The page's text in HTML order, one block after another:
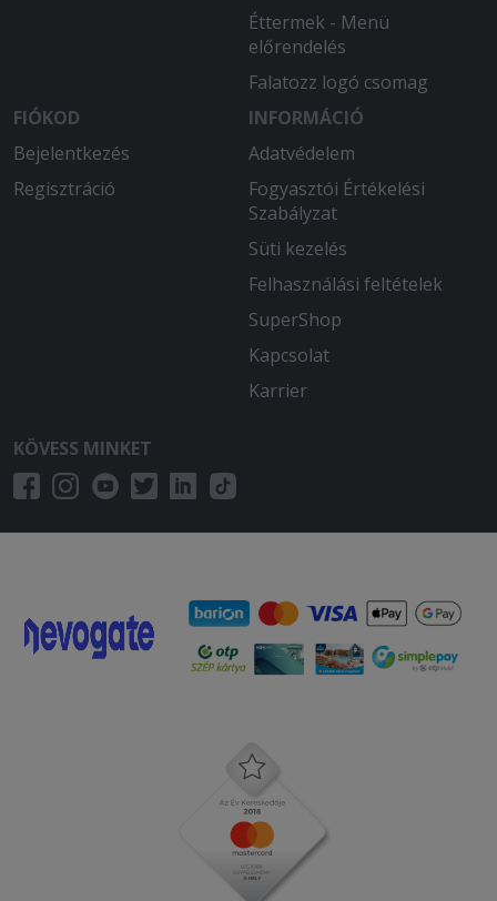
Éttermek - Menü
előrendelés
Falatozz logó csomag
FIÓKOD
Bejelentkezés
Regisztráció
INFORMÁCIÓ
Adatvédelem
Fogyasztói Értékelési
Szabályzat
Süti kezelés
Felhasználási feltételek
SuperShop
Kapcsolat
Karrier
KÖVESS MINKET